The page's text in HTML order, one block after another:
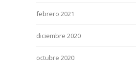
febrero 2021
diciembre 2020
octubre 2020